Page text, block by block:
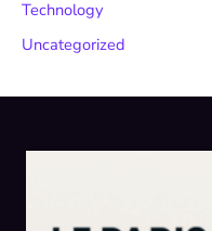
Technology
Uncategorized